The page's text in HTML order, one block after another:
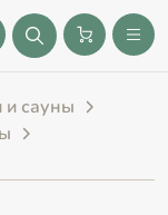
212-25-32
и сауны